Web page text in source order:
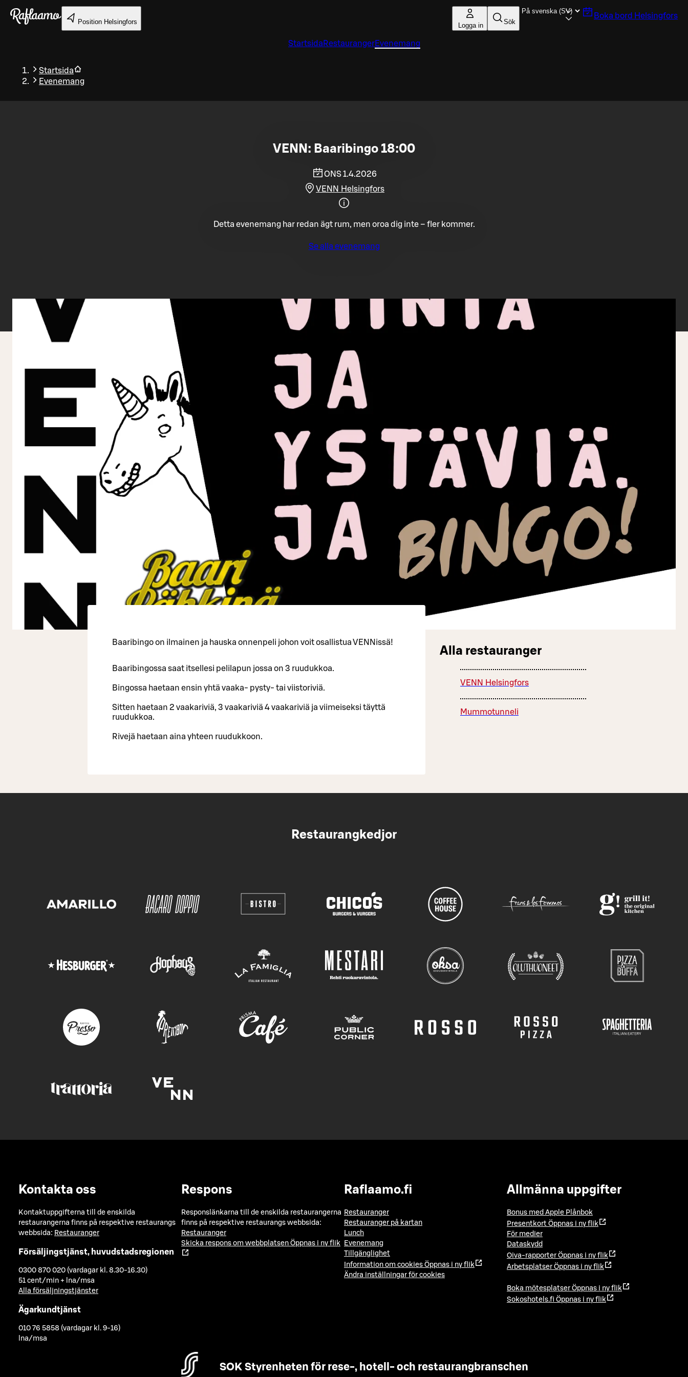
Gå till huvudinnehållet
Position Helsingfors Logga in Sök
Boka bord Helsingfors
Startsida RestaurangerEvenemang
Startsida
Evenemang
Tillbaka
VENN: Baaribingo 18:00
ONS 1.4.2026
VENN Helsingfors
Detta evenemang har redan ägt rum, men oroa dig inte – fler kommer.
Se alla evenemang
Baaribingo on ilmainen ja hauska onnenpeli johon voit osallistua VENNissä!
Baaribingossa saat itsellesi pelilapun jossa on 3 ruudukkoa.
Bingossa haetaan ensin yhtä vaaka- pysty- tai viistoriviä.
Sitten haetaan 2 vaakariviä, 3 vaakariviä 4 vaakariviä ja viimeiseksi täyttä
ruudukkoa.
Rivejä haetaan aina yhteen ruudukkoon.
Alla restauranger
VENN Helsingfors
Mummotunneli
Restaurangkedjor
Kontakta oss
Kontaktuppgifterna till de enskilda
restaurangerna finns på respektive restaurangs
webbsida: Restauranger
Försäljingstjänst, huvudstadsregionen
0300 870 020 (vardagar kl. 8.30-16.30)
51 cent/min + lna/msa
Alla försäljningstjänster
Ägarkundtjänst
010 76 5858 (vardagar kl. 9-16)
lna/msa
Respons
Responslänkarna till de enskilda restaurangerna
finns på respektive restaurangs webbsida:
Restauranger
Skicka respons om webbplatsen Öppnas i ny flik
Raflaamo.fi
Restauranger
Restauranger på kartan
Lunch
Evenemang
Tillgänglighet
Information om cookies Öppnas i ny flik
Ändra inställningar för cookies
Allmänna uppgifter
Bonus med Apple Plånbok
Presentkort Öppnas i ny flik
För medier
Dataskydd
Oiva-rapporter Öppnas i ny flik
Arbetsplatser Öppnas i ny flik
Boka mötesplatser Öppnas i ny flik
Sokoshotels.fi Öppnas i ny flik
SOK Styrenheten för rese-, hotell- och restaurangbranschen